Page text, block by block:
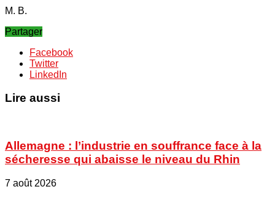
M. B.
Partager
Facebook
Twitter
LinkedIn
Lire aussi
Allemagne : l’industrie en souffrance face à la
sécheresse qui abaisse le niveau du Rhin
7 août 2026